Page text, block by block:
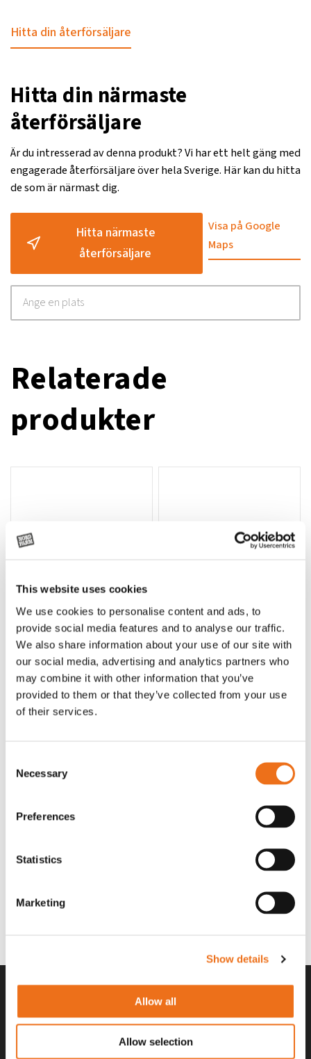
This website uses cookies
We use cookies to personalise content and ads, to
provide social media features and to analyse our traffic.
We also share information about your use of our site with
our social media, advertising and analytics partners who
may combine it with other information that you’ve
provided to them or that they’ve collected from your use
of their services.
Selection
Necessary
Preferences
Statistics
Marketing
Show details
Allow all
Allow selection
Hitta din återförsäljare
Hitta din närmaste
återförsäljare
Är du intresserad av denna produkt? Vi har ett helt gäng med
engagerade återförsäljare över hela Sverige. Här kan du hitta
de som är närmast dig.
Hitta närmaste
återförsäljare
Visa på Google
Maps
Relaterade
produkter
Lägg till i varukorg
Rotor, komplett med slagor
35 730kr (ex. moms)
Grön truckknapp
530kr (ex. moms)
Lägg till i varukorg
Rotor teeth 8t/6k 0Gr/8 R6/14